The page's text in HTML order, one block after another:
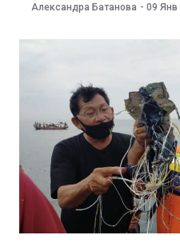
ссылкой на «Интерфакс»
больниц Москвы в
Александра Батанова - 09 Янв